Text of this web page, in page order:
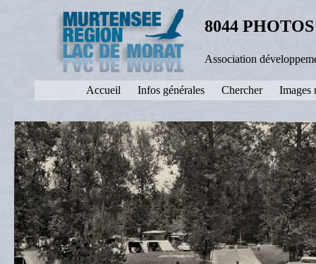
8044
Association
Accueil Infos générales Chercher Images